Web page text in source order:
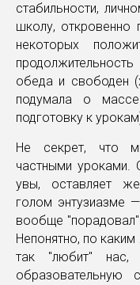
стабильности,
школу,
некоторых
обеда и свободен
подумала о
подготовку к
Не секрет, что
частными уроками.
увы, оставляет
голом энтузиазме
вообще
Непонятно, по
так "любит" нас,
образовательную